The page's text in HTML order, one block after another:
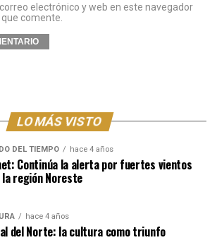
electrónico y web en este navegador
comente.
LO MÁS VISTO
DEL TIEMPO hace 4 años
Continúa la alerta por fuertes vientos
región Noreste
hace 4 años
del Norte: la cultura como triunfo